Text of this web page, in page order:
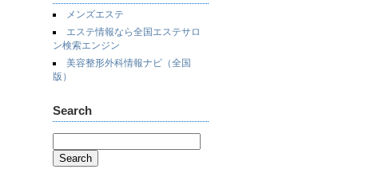
メンズエステ
エステ情報なら全国エステサロ
ン検索エンジン
美容整形外科情報ナビ（全国
版）
Search